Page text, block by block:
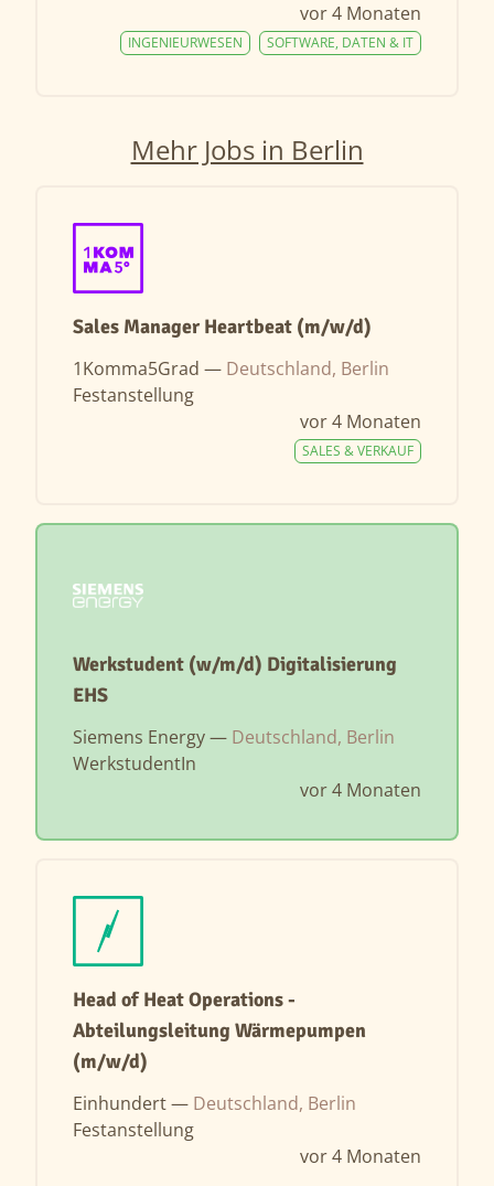
vor 4 Monaten
SOFTWARE, DATEN & IT
INGENIEURWESEN
Mehr Jobs in Berlin
Sales Manager Heartbeat (m/w/d)
1Komma5Grad — Deutschland, Berlin
Festanstellung
vor 4 Monaten
SALES & VERKAUF
Werkstudent (w/m/d) Digitalisierung
EHS
Siemens Energy — Deutschland, Berlin
WerkstudentIn
vor 4 Monaten
Head of Heat Operations -
Abteilungsleitung Wärmepumpen
(m/w/d)
Einhundert — Deutschland, Berlin
Festanstellung
vor 4 Monaten